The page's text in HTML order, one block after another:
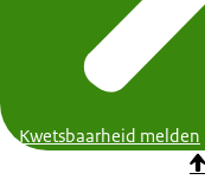
Kwetsbaarheid melden